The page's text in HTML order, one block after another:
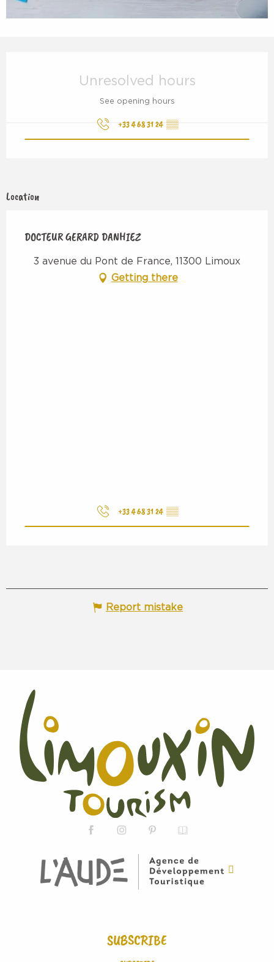
Unresolved hours
See opening hours
+33 4 68 31 24 ▒▒
Location
DOCTEUR GERARD DANHIEZ
3 avenue du Pont de France, 11300 Limoux
Getting there
+33 4 68 31 24 ▒▒
Report mistake
SUBSCRIBE